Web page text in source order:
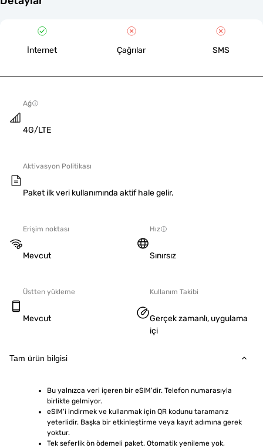
İnternet Çağrılar SMS
Ağ
4G/LTE
Aktivasyon Politikası
Paket ilk veri kullanımında aktif hale gelir.
Erişim noktası
Mevcut
Hız
Sınırsız
Üstten yükleme
Mevcut
Kullanım Takibi
Gerçek zamanlı, uygulama
içi
Tam ürün bilgisi
Bu yalnızca veri içeren bir eSIM'dir. Telefon numarasıyla
birlikte gelmiyor.
eSIM'i indirmek ve kullanmak için QR kodunu taramanız
yeterlidir. Başka bir etkinleştirme veya kayıt adımına gerek
yoktur.
Tek seferlik ön ödemeli paket. Otomatik yenileme yok,